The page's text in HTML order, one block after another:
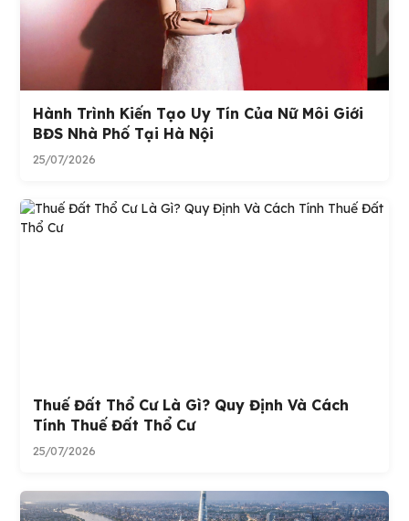
Hành Trình Kiến Tạo Uy Tín Của Nữ Môi Giới
BĐS Nhà Phố Tại Hà Nội
25/07/2026
Thuế Đất Thổ Cư Là Gì? Quy Định Và Cách
Tính Thuế Đất Thổ Cư
25/07/2026